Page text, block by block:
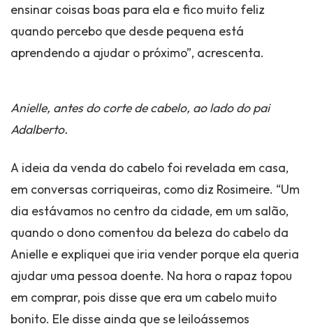
ensinar coisas boas para ela e fico muito feliz
quando percebo que desde pequena está
aprendendo a ajudar o próximo”, acrescenta.
Anielle, antes do corte de cabelo, ao lado do pai
Adalberto.
A ideia da venda do cabelo foi revelada em casa,
em conversas corriqueiras, como diz Rosimeire. “Um
dia estávamos no centro da cidade, em um salão,
quando o dono comentou da beleza do cabelo da
Anielle e expliquei que iria vender porque ela queria
ajudar uma pessoa doente. Na hora o rapaz topou
em comprar, pois disse que era um cabelo muito
bonito. Ele disse ainda que se leiloássemos